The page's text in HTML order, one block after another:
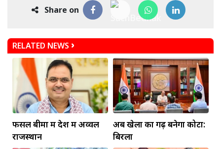
Share on
RELATED NEWS
फसल बीमा में देश में अव्वल
राजस्थान
अब खेलों का गढ़ बनेगा कोटा:
बिरला